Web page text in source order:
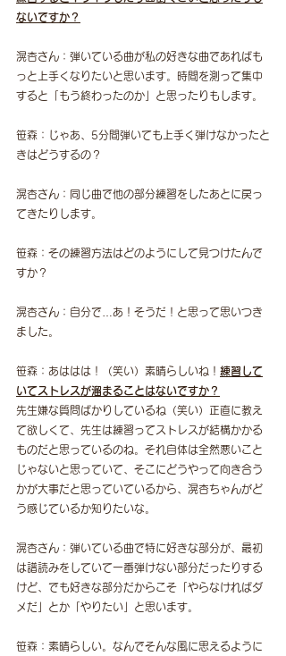
ないですか？
滉杏さん：弾いている曲が私の好きな曲であればも
っと上手くなりたいと思います。時間を測って集中
すると「もう終わったのか」と思ったりもします。
笹森：じゃあ、5分間弾いても上手く弾けなかったと
きはどうするの？
滉杏さん：同じ曲で他の部分練習をしたあとに戻っ
てきたりします。
笹森：その練習方法はどのようにして見つけたんで
すか？
滉杏さん：自分で…あ！そうだ！と思って思いつき
ました。
笹森：あははは！（笑い）素晴らしいね！ 練習して
いてストレスが溜まることはないですか？
先生嫌な質問ばかりしているね（笑い）正直に教え
て欲しくて、先生は練習ってストレスが結構かかる
ものだと思っているのね。それ自体は全然悪いこと
じゃないと思っていて、そこにどうやって向き合う
かが大事だと思っていているから、滉杏ちゃんがど
う感じているか知りたいな。
滉杏さん：弾いている曲で特に好きな部分が、最初
は譜読みをしていて一番弾けない部分だったりする
けど、でも好きな部分だからこそ「やらなければダ
メだ」とか「やりたい」と思います。
笹森：素晴らしい。なんでそんな風に思えるように